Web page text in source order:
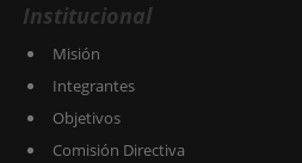
Institucional
Misión
Integrantes
Objetivos
Comisión Directiva